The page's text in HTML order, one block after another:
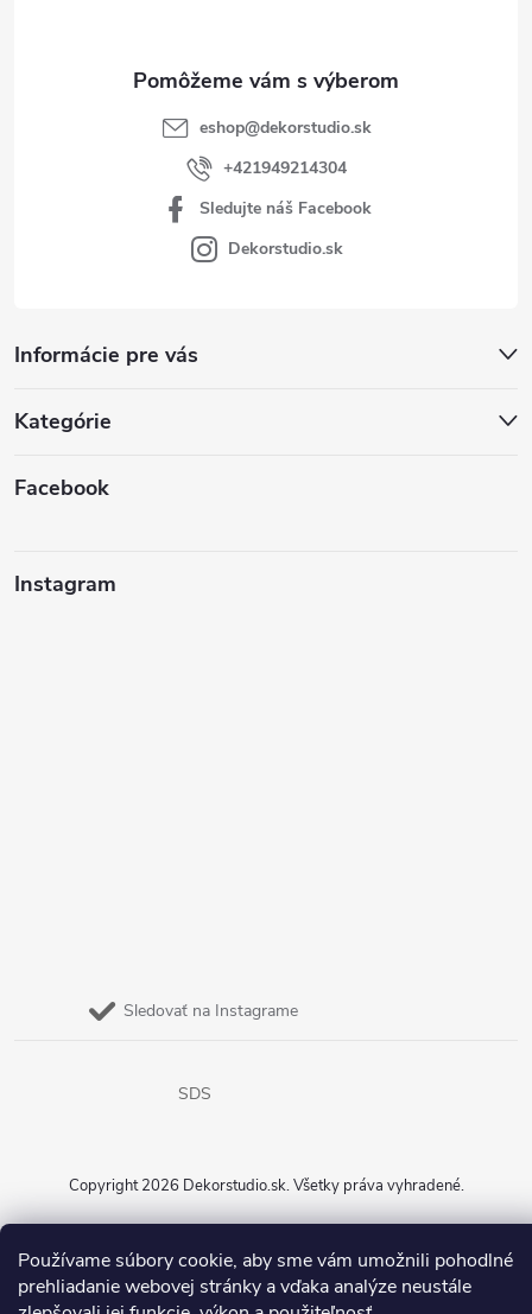
Používame súbory cookie, aby sme vám umožnili pohodlné
prehliadanie webovej stránky a vďaka analýze neustále
Informácie pre vás
Kategórie
Facebook
Instagram
Sledovať na Instagrame
eshop@dekorstudio.sk
+421949214304
Sledujte náš Facebook
Dekorstudio.sk
SDS
Copyright 2026 Dekorstudio.sk. Všetky práva vyhradené.